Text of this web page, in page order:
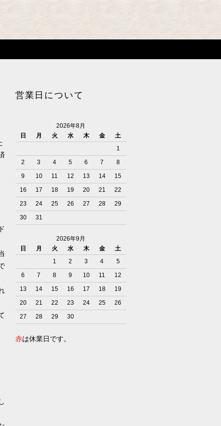
営業日について
2026年8月
日
月 火 水 木 金
土
1
2
3 4 5 6 7
8
9
10 11 12 13 14
15
16
17 18 19 20 21
22
23
24 25 26 27 28
29
30
31
2026年9月
日
月 火 水 木 金
土
1
2 3 4
5
6
7 8 9 10 11
12
13
14 15 16 17 18
19
20
21 22 23 24 25
26
27
28 29 30
赤は休業日です。